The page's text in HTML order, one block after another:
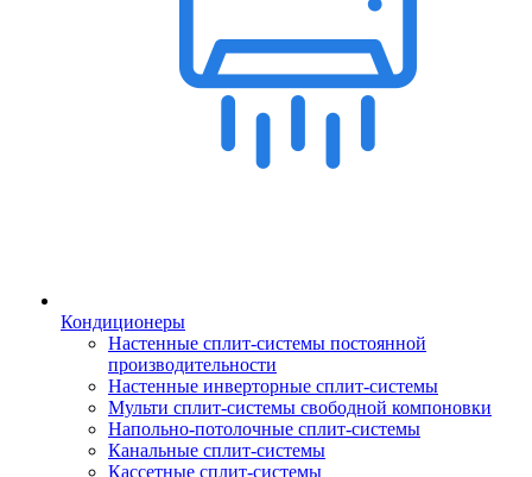
Кондиционеры
Настенные сплит-системы постоянной
производительности
Настенные инверторные сплит-системы
Мульти сплит-системы свободной компоновки
Напольно-потолочные сплит-системы
Канальные сплит-системы
Кассетные сплит-системы